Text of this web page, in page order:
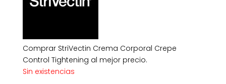
Comprar StriVectin Crema Corporal Crepe
Control Tightening al mejor precio.
Sin existencias